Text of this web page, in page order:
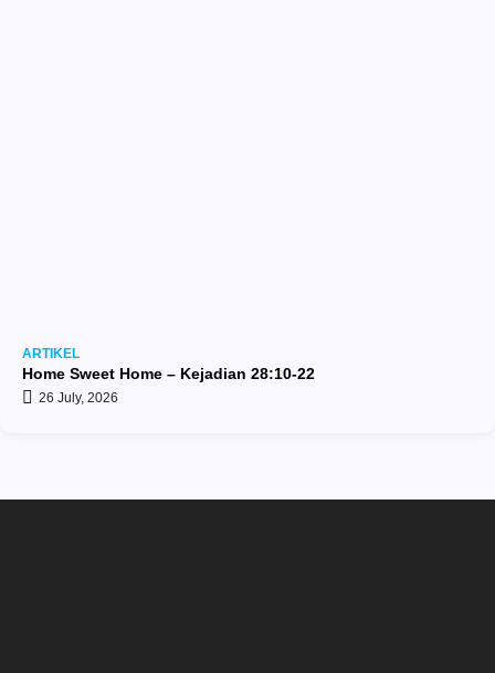
ARTIKEL
Home Sweet Home – Kejadian 28:10-22
26 July, 2026